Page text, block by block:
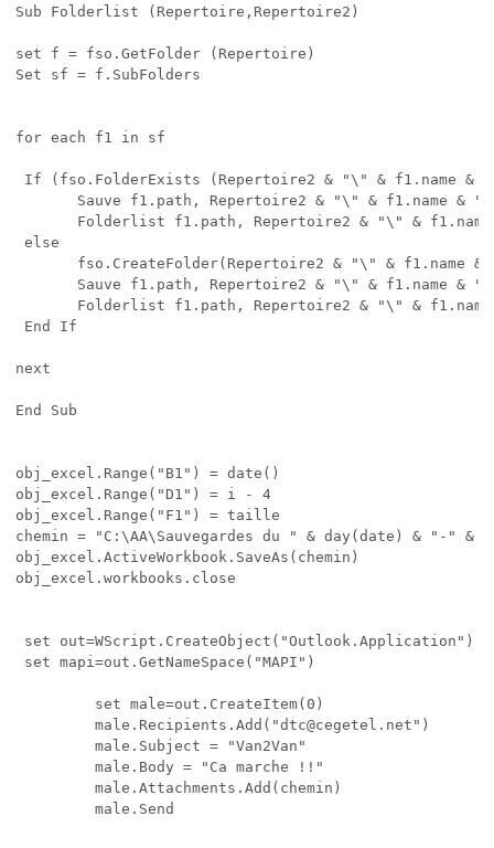
Sub Folderlist (Repertoire,Repertoire2)
set f = fso.GetFolder (Repertoire)
Set sf = f.SubFolders
for each f1 in sf
If (fso.FolderExists (Repertoire2 & "\" & f1.name &
Sauve f1.path, Repertoire2 & "\" & f1.name &
Folderlist f1.path, Repertoire2 & "\" &
else
fso.CreateFolder(Repertoire2 & "\" & f1.name
Sauve f1.path, Repertoire2 & "\" & f1.name &
Folderlist f1.path, Repertoire2 & "\" &
End If
next
End Sub
obj_excel.Range("B1") = date()
obj_excel.Range("D1") = i - 4
obj_excel.Range("F1") = taille
chemin = "C:\AA\Sauvegardes du " & day(date) & "-"
obj_excel.ActiveWorkbook.SaveAs(chemin)
obj_excel.workbooks.close
set out=WScript.CreateObject("Outlook.Application")
set mapi=out.GetNameSpace("MAPI")
set male=out.CreateItem(0)
male.Recipients.Add("dtc@cegetel.net")
male.Subject = "Van2Van"
male.Body = "Ca marche !!"
male.Attachments.Add(chemin)